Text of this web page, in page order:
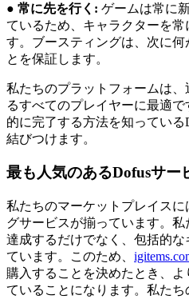
● 常に先を行く: ゲームは常に
ているため、キャラクターを
す。ブースティングは、次に
とを保証します。
私たちのプラットフォームは
るすべてのプレイヤーに最適
的に完了する方法を知ってい
結びつけます。
最も人気のあるDofusサー
私たちのマーケットプレイス
グサービスが揃っています。
達成するだけでなく、包括的
ています。このため、
購入することを決めたとき、
ていることになります。私た